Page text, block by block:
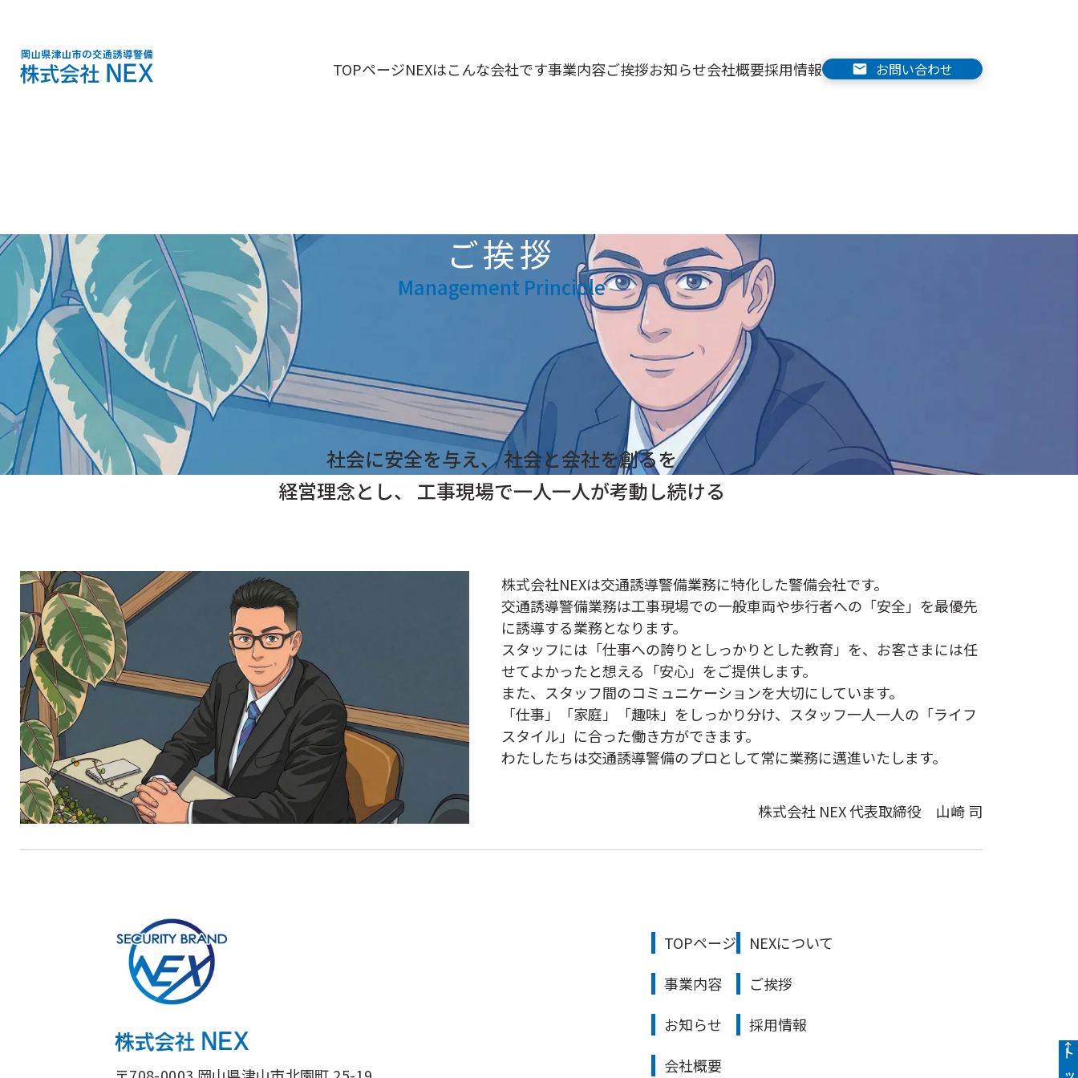
TOPページNEXはこんな会社です事業内容ご挨拶お知らせ会社概要採用情報 お問い合わせ
ご挨拶
Management Principle
社会に安全を与え、社会と会社を創るを
経営理念とし、 工事現場で一人一人が考動し続ける
株式会社NEXは交通誘導警備業務に特化した警備会社です。
交通誘導警備業務は工事現場での一般車両や歩行者への「安全」を最優先
に誘導する業務となります。
スタッフには「仕事への誇りとしっかりとした教育」を、お客さまには任
せてよかったと想える「安心」をご提供します。
また、スタッフ間のコミュニケーションを大切にしています。
「仕事」「家庭」「趣味」をしっかり分け、スタッフ一人一人の「ライフ
スタイル」に合った働き方ができます。
わたしたちは交通誘導警備のプロとして常に業務に邁進いたします。
株式会社 NEX 代表取締役 山崎 司
↑
TOPページ
事業内容
お知らせ
会社概要
NEXについて
ご挨拶
採用情報